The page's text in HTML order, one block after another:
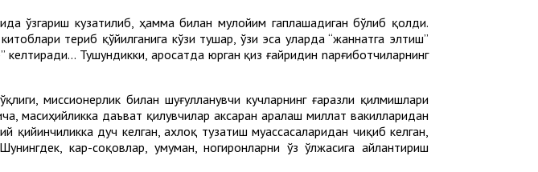
ўзгариш кузатилиб, ҳамма билан мулойим гаплашадиган бўлиб қолди.
териб қўйилганига кўзи тушар, ўзи эса уларда “жаннатга элтиш”
Тушундикки, аросатда юрган қиз ғайридин nарғиботчиларнинг
миссионерлик билан шуғулланувчи кучларнинг ғаразли қилмишлари
масиҳийликка даъват қилувчилар аксаран аралаш миллат вакилларидан
дуч келган, ахлоқ тузатиш муассасаларидан чиқиб келган,
кар-соқовлар, умуман, ногиронларни ўз ўлжасига айлантириш